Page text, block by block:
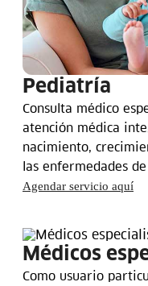
Pediatría
Consulta médico
atención médica
nacimiento,
las enfermedades
Agendar servicio aquí
Médicos
Como usuario